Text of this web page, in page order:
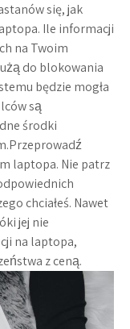
się, jak
Ile informacji
na Twoim
do blokowania
będzie mogła
są
środki
laptopa. Nie patrz
chciałeś. Nawet
jej nie
na laptopa,
z ceną.